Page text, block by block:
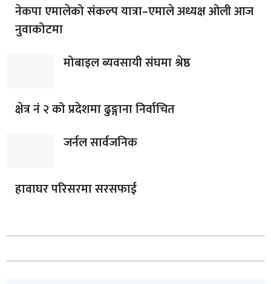
नेकपा एमालेको संकल्प यात्रा–एमाले अध्यक्ष ओली आज
नुवाकोटमा
मोबाइल ब्यवसायी संघमा श्रेष्ठ
क्षेत्र नं २ को प्रदेशमा ढुङ्गाना निर्वाचित
जर्नल सार्वजनिक
हावाघर परिसरमा सरसफाई